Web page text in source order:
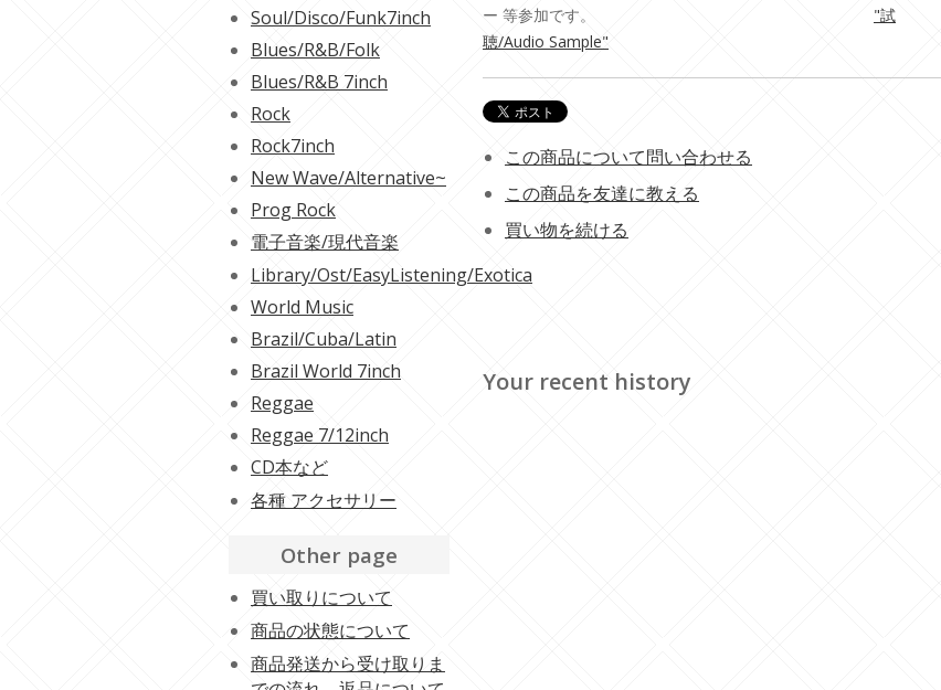
ー 等参加です。 "試
聴/Audio Sample"
この商品について問い合わせる
この商品を友達に教える
買い物を続ける
Your recent history
Soul/Disco/Funk7inch
Blues/R&B/Folk
Blues/R&B 7inch
Rock
Rock7inch
New Wave/Alternative~
Prog Rock
電子音楽/現代音楽
Library/Ost/EasyListening/Exotica
World Music
Brazil/Cuba/Latin
Brazil World 7inch
Reggae
Reggae 7/12inch
CD本など
各種 アクセサリー
Other page
買い取りについて
商品の状態について
商品発送から受け取りま